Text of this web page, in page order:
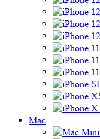
Mac